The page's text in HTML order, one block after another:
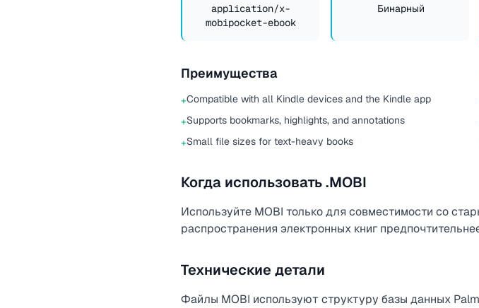
application/x-
mobipocket-ebook
Бинарный
Преимущества
+Compatible with all Kindle devices and the Kindle app
+Supports bookmarks, highlights, and annotations
+Small file sizes for text-heavy books
Когда использовать .MOBI
Используйте MOBI только для совместимости со
распространения электронных книг
Технические детали
Файлы MOBI используют структуру базы данных